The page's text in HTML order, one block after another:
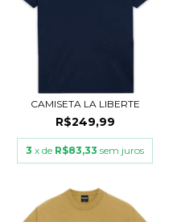
CAMISETA LA LIBERTE
R$249,99
3 x de R$83,33 sem juros